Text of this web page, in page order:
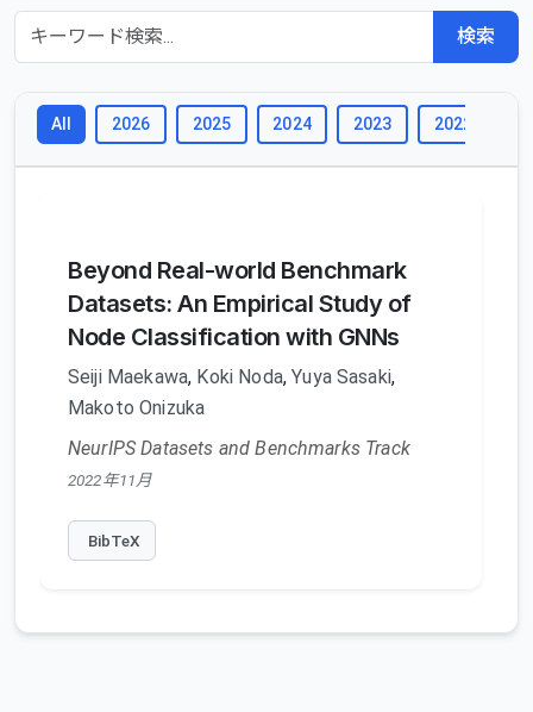
検索
All 2026 2025 2024 2023 2022
Beyond Real-world Benchmark
Datasets: An Empirical Study of
Node Classification with GNNs
Seiji Maekawa, Koki Noda,Yuya Sasaki,
Makoto Onizuka
NeurIPS Datasets and Benchmarks Track
2022年11月
BibTeX